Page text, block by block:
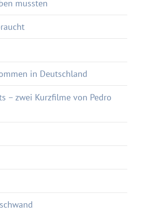
mussten
in Deutschland
– zwei Kurzfilme von Pedro